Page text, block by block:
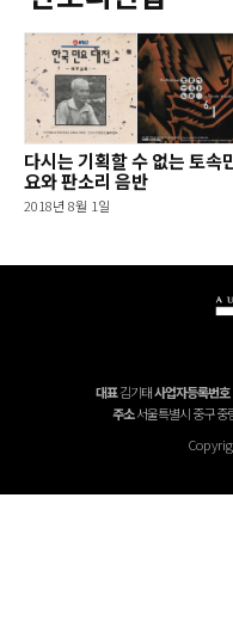
다시는 기획할 수 없는 토속
요와 판소리 음반
2018년 8월 1일
대표김기태사업자등록번호
주소서울특별시 중구 중